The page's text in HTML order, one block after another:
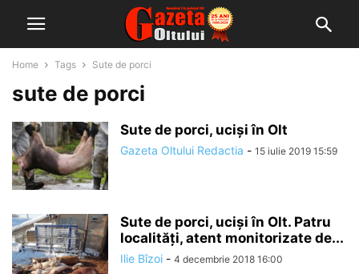
Home Tags Sute de porci
sute de porci
Sute de porci, uciși în Olt
Gazeta Oltului Redactia - 15 iulie 2019 15:59
Sute de porci, uciși în Olt. Patru
localități, atent monitorizate de...
Ilie Bîzoi - 4 decembrie 2018 16:00